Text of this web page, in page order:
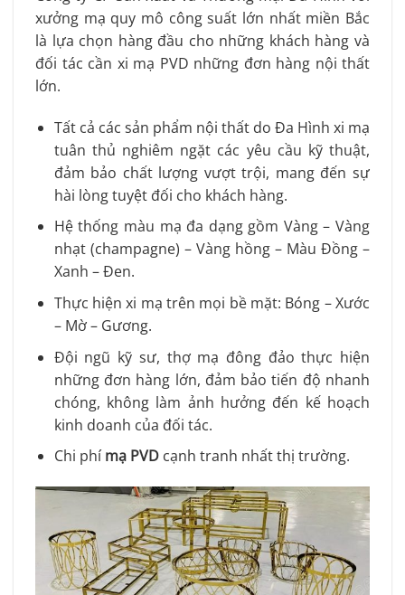
xưởng mạ quy mô công suất lớn nhất miền Bắc
là lựa chọn hàng đầu cho những khách hàng và
đối tác cần xi mạ PVD những đơn hàng nội thất
lớn.
Tất cả các sản phẩm nội thất do Đa Hình xi mạ
tuân thủ nghiêm ngặt các yêu cầu kỹ thuật,
đảm bảo chất lượng vượt trội, mang đến sự
hài lòng tuyệt đối cho khách hàng.
Hệ thống màu mạ đa dạng gồm Vàng – Vàng
nhạt (champagne) – Vàng hồng – Màu Đồng –
Xanh – Đen.
Thực hiện xi mạ trên mọi bề mặt: Bóng – Xước
– Mờ – Gương.
Đội ngũ kỹ sư, thợ mạ đông đảo thực hiện
những đơn hàng lớn, đảm bảo tiến độ nhanh
chóng, không làm ảnh hưởng đến kế hoạch
kinh doanh của đối tác.
Chi phímạ PVDcạnh tranh nhất thị trường.